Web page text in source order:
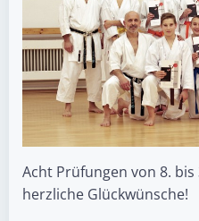
Acht Prüfungen von 8.
herzliche Glückwünsche!